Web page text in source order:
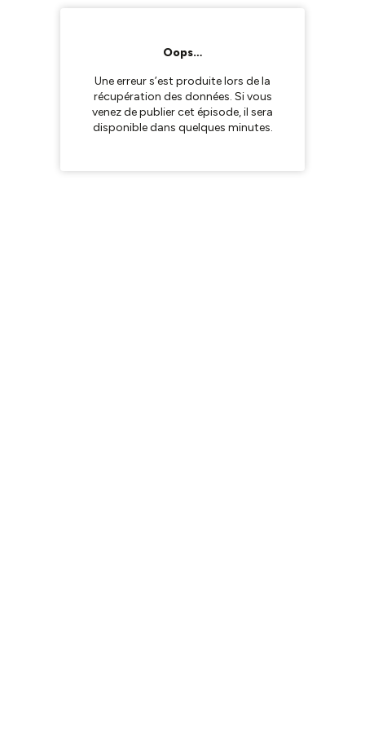
Oops…
Une erreur s’est produite lors de la
récupération des données. Si vous
venez de publier cet épisode, il sera
disponible dans quelques minutes.